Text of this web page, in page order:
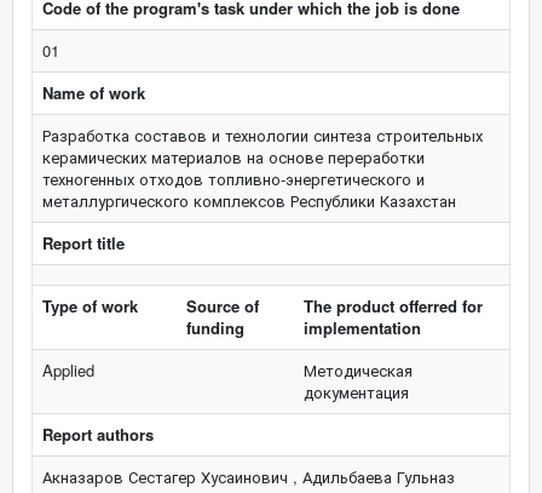
Code of the program's task under which the job is done
01
Name of work
Разработка составов и технологии синтеза строительных
керамических материалов на основе переработки
техногенных отходов топливно-энергетического и
металлургического комплексов Республики Казахстан
Report title
Type of work
Source of
funding
The product offerred for
implementation
Applied
Методическая
документация
Report authors
Акназаров Сестагер Хусаинович , Адильбаева Гульназ